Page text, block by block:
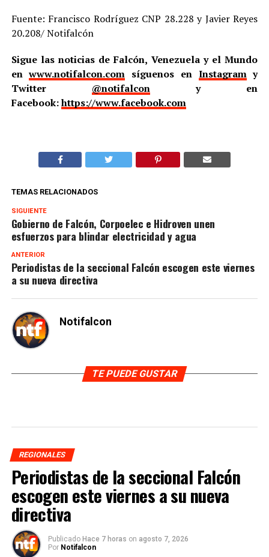
Fuente: Francisco Rodríguez CNP 28.228 y Javier Reyes
20.208/ Notifalcón
Sigue las noticias de Falcón, Venezuela y el Mundo
enwww.notifalcon.com síguenos en Instagramy
Twitter @notifalcony en
Facebook:https://www.facebook.com
TEMAS RELACIONADOS
SIGUIENTE
Gobierno de Falcón, Corpoelec e Hidroven unen
esfuerzos para blindar electricidad y agua
ANTERIOR
Periodistas de la seccional Falcón escogen este viernes
a su nueva directiva
Notifalcon
TE PUEDE GUSTAR
REGIONALES
Periodistas de la seccional Falcón
escogen este viernes a su nueva
directiva
Publicado Hace 7 horas on agosto 7, 2026
Por Notifalcon